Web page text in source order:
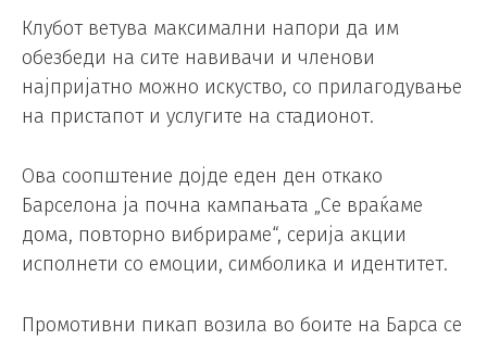
Клубот ветува максимални напори да им
обезбеди на сите навивачи и членови
најпријатно можно искуство, со прилагодување
на пристапот и услугите на стадионот.
Ова соопштение дојде еден ден откако
Барселона ја почна кампањата „Се враќаме
дома, повторно вибрираме“, серија акции
исполнети со емоции, симболика и идентитет.
Промотивни пикап возила во боите на Барса се